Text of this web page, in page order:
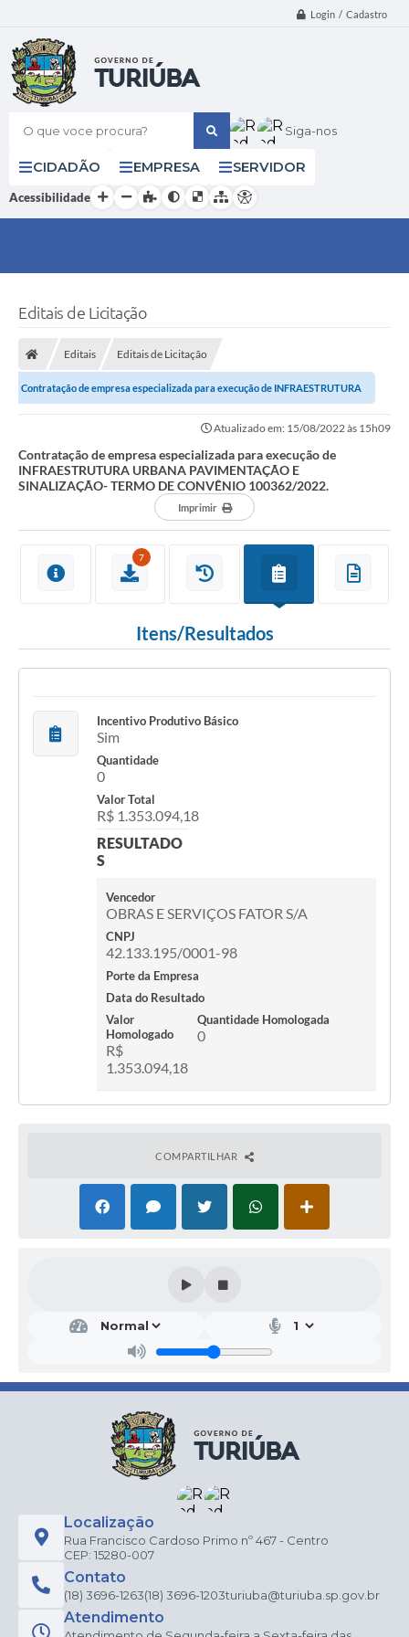
Login / Cadastro
O que voce procura? Siga-nos
CIDADÃO EMPRESA SERVIDOR
Acessibilidade
Editais de Licitação
Editais Editais de Licitação
Contratação de empresa especializada para execução de INFRAESTRUTURA
URBANA PAVIMENTAÇÃO E SINALIZAÇÃO- TERMO...
Atualizado em: 15/08/2022 às 15h09
Contratação de empresa especializada para execução de
INFRAESTRUTURA URBANA PAVIMENTAÇÃO E
SINALIZAÇÃO- TERMO DE CONVÊNIO 100362/2022.
Imprimir
7
Itens/Resultados
Incentivo Produtivo Básico
Sim
Quantidade
0
Valor Total
R$ 1.353.094,18
RESULTADO
S
Vencedor
OBRAS E SERVIÇOS FATOR S/A
CNPJ
42.133.195/0001-98
Porte da Empresa
Data do Resultado
Valor
Homologado
R$
1.353.094,18
Quantidade Homologada
0
COMPARTILHAR
Localização
Rua Francisco Cardoso Primo nº 467 - Centro
CEP: 15280-007
Contato
(18) 3696-1263(18) 3696-1203turiuba@turiuba.sp.gov.br
Atendimento